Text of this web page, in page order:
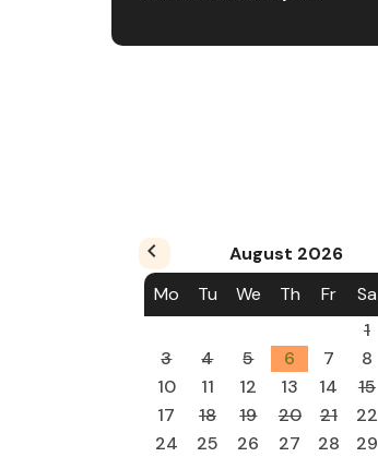
August 2026
Mo
Tu We Th Fr Sa
1
3
4 5 6 7 8
10
11 12 13 14 15
17
18 19 20 21 22
24
25 26 27 28 29